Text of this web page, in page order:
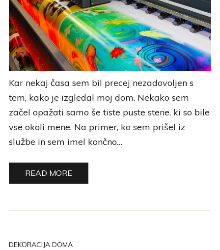
Kar nekaj časa sem bil precej nezadovoljen s
tem, kako je izgledal moj dom. Nekako sem
začel opažati samo še tiste puste stene, ki so bile
vse okoli mene. Na primer, ko sem prišel iz
službe in sem imel končno…
READ MORE
DEKORACIJA DOMA